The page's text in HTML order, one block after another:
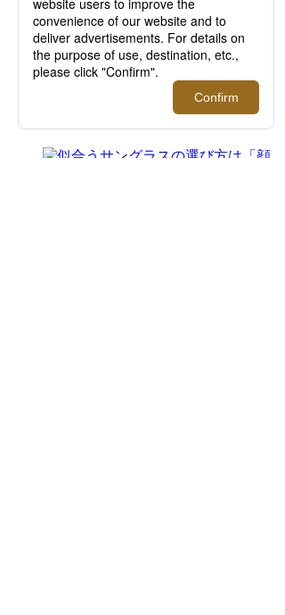
【カバンの中身】メンズ館おしゃれ男性スタ
ッフがバッグに入れている必須アイテム｜三
越伊勢丹オンラインストア